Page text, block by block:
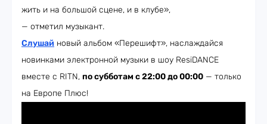
жить и на большой сцене, и в клубе»,
— отметил музыкант.
Слушай новый альбом «Перешифт», наслаждайся
новинками электронной музыки в шоу ResiDANCE
вместе с RITN, по субботам с 22:00 до 00:00 — только
на Европе Плюс!​